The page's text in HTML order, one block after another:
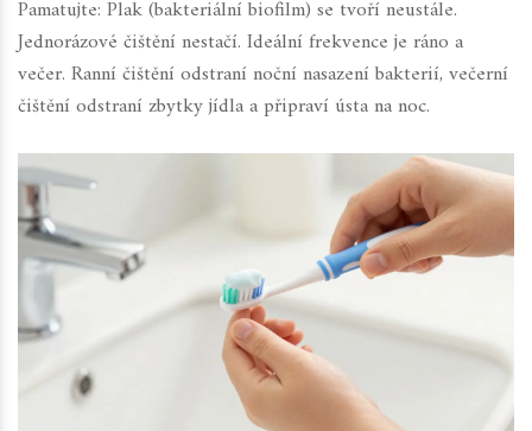
Pamatujte: Plak (bakteriální biofilm) se tvoří neustále.
Jednorázové čištění nestačí. Ideální frekvence je ráno a
večer. Ranní čištění odstraní noční nasazení bakterií, večerní
čištění odstraní zbytky jídla a připraví ústa na noc.